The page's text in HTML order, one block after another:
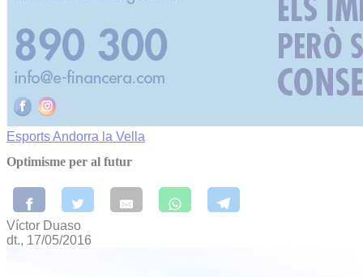
EsportsAndorra la Vella
Optimisme per al futur
Víctor Duaso
dt., 17/05/2016